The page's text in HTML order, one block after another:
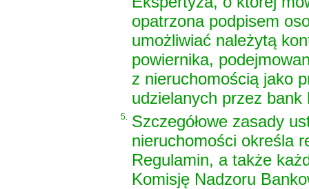
opatrzona podpisem
umożliwiać należytą
powiernika,
z nieruchomością jako
udzielanych przez bank
5.
Szczegółowe zasady
nieruchomości określa
Regulamin, a także
Komisję Nadzoru